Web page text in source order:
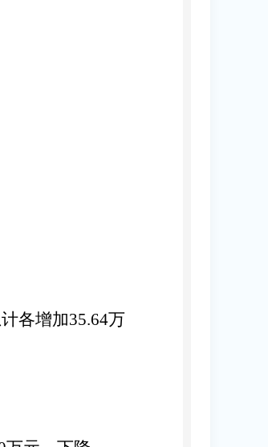
各增加35.64万